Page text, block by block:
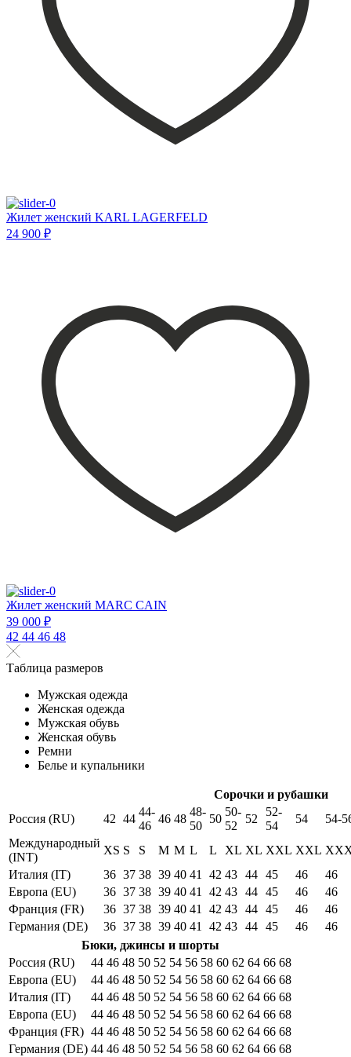
Жилет женский KARL LAGERFELD
24 900 ₽
Жилет женский MARC CAIN
39 000 ₽
42 44 46 48
Таблица размеров
Мужская одежда
Женская одежда
Мужская обувь
Женская обувь
Ремни
Белье и купальники
Сорочки и рубашки
Россия (RU)
42 44
44-
46
46 48
48-
50
50
50-
52
52
52-
54
54
54-
Международный
(INT)
XS S S M M L L XL XL XXL XXL
Италия (IT)
36 37 38 39 40 41 42 43 44 45 46
46
Европа (EU)
36 37 38 39 40 41 42 43 44 45 46
46
Франция (FR)
36 37 38 39 40 41 42 43 44 45 46
46
Германия (DE)
36 37 38 39 40 41 42 43 44 45 46
46
Бюки, джинсы и шорты
Россия (RU)
44 46 48 50 52 54 56 58 60 62 64 66 68
Европа (EU)
44 46 48 50 52 54 56 58 60 62 64 66 68
Италия (IT)
44 46 48 50 52 54 56 58 60 62 64 66 68
Европа (EU)
44 46 48 50 52 54 56 58 60 62 64 66 68
Франция (FR) 44 46 48 50 52 54 56 58 60 62 64 66 68
Германия (DE) 44 46 48 50 52 54 56 58 60 62 64 66 68